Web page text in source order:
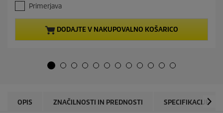
e
n
t
0
o
Primerjava
DODAJTE V NAKUPOVALNO KOŠARICO
OPIS ZNAČILNOSTI IN PREDNOSTI SPECIFIKACIJE